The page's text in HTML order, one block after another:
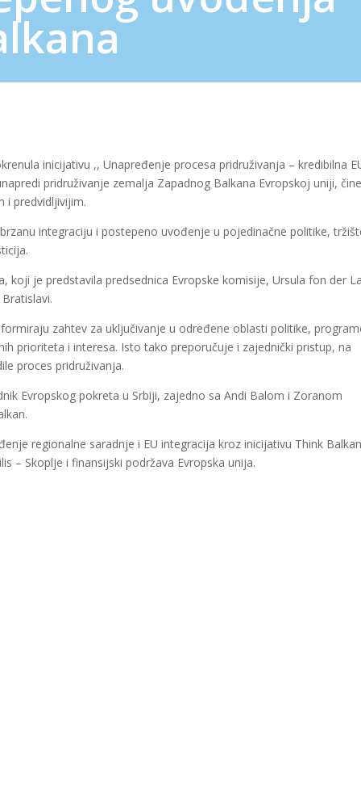
inicijativu ,, Unapređenje procesa pridruživanja – kredibilna
pridruživanje zemalja Zapadnog Balkana Evropskoj uniji,
i predvidljivijim.
integraciju i postepeno uvođenje u pojedinačne politike,
koji je predstavila predsednica Evropske komisije, Ursula fon der
zahtev za uključivanje u određene oblasti politike,
prioriteta i interesa. Isto tako preporučuje i zajednički pristup, na
proces pridruživanja.
Evropskog pokreta u Srbiji, zajedno sa Andi Balom i Zoranom
regionalne saradnje i EU integracija kroz inicijativu Think
– Skoplje i finansijski podržava Evropska unija.